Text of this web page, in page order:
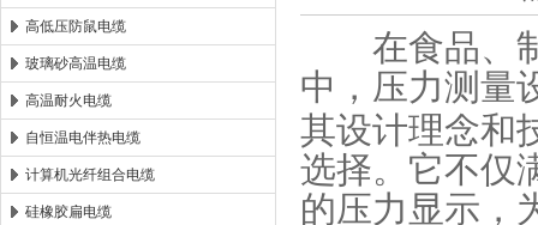
高低压防鼠电缆
玻璃砂高温电缆
高温耐火电缆
自恒温电伴热电缆
计算机光纤组合电缆
硅橡胶扁电缆
在食品、制
中，压力测量
其设计理念和
选择。它不仅
的压力显示，